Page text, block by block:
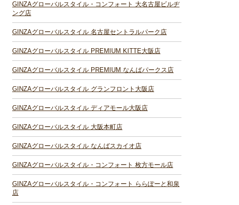
GINZAグローバルスタイル・コンフォート 大名古屋ビルヂ
ング店
GINZAグローバルスタイル 名古屋セントラルパーク店
GINZAグローバルスタイル PREMIUM KITTE大阪店
GINZAグローバルスタイル PREMIUM なんばパークス店
GINZAグローバルスタイル グランフロント大阪店
GINZAグローバルスタイル ディアモール大阪店
GINZAグローバルスタイル 大阪本町店
GINZAグローバルスタイル なんばスカイオ店
GINZAグローバルスタイル・コンフォート 枚方モール店
GINZAグローバルスタイル・コンフォート ららぽーと和泉
店